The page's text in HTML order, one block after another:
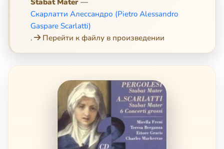
Скарлатти Алессандро (Pietro Alessandro
Gaspare Scarlatti)
.
Перейти к файлу в произведении